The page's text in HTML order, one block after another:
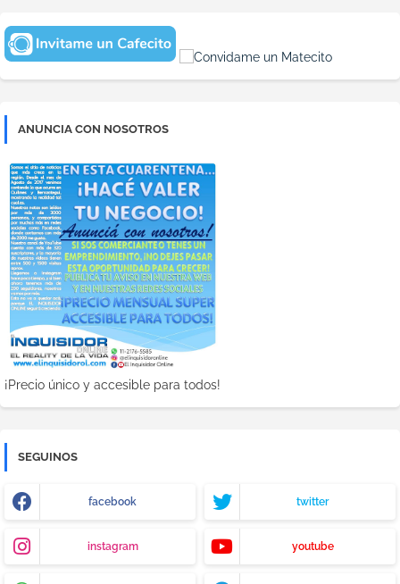
ANUNCIA CON NOSOTROS
¡Precio único y accesible para todos!
SEGUINOS
facebook twitter
instagram youtube